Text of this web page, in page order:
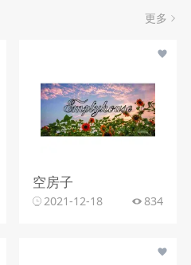
更多
空房子
2021-12-18 834